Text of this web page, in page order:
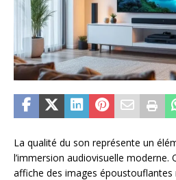
La qualité du son représente un
l’immersion audiovisuelle moderne.
affiche des images époustouflantes